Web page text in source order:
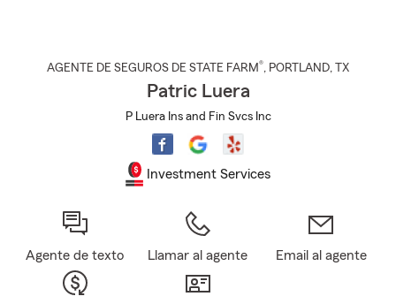
AGENTE DE SEGUROS DE STATE FARM®, PORTLAND, TX
Patric Luera
P Luera Ins and Fin Svcs Inc
Investment Services
Agente de texto Llamar al agente Email al agente